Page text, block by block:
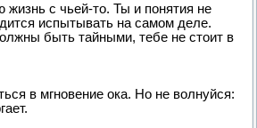
жизнь с чьей-то. Ты и понятия не
испытывать на самом деле.
быть тайными, тебе не стоит в
в мгновение ока. Но не волнуйся: